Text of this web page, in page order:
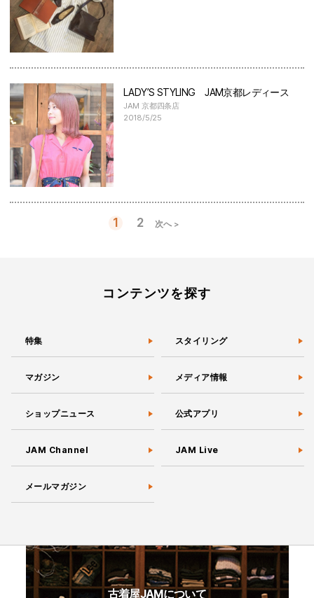
LADY’S STYLING JAM京都レディース
JAM 京都四条店
2018/5/25
ジ
1 2 次へ >
コンテンツを探す
特集 スタイリング
マガジン メディア情報
ショップニュース 公式アプリ
JAM Channel JAM Live
メールマガジン
古着屋JAMについて